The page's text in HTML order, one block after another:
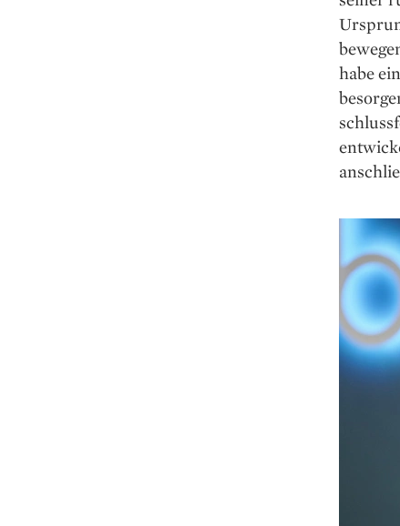
habe